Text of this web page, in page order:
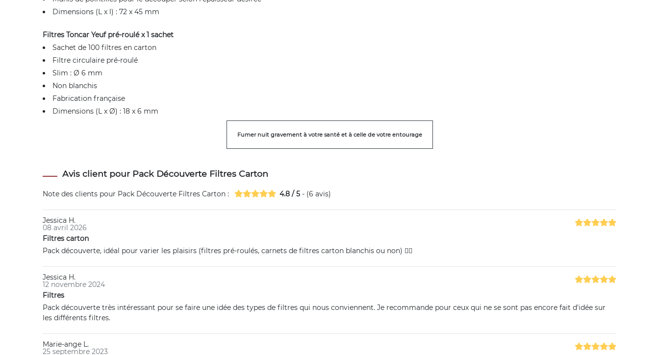
Dimensions (L x l) : 72 x 45 mm
Filtres Toncar Yeuf pré-roulé x 1 sachet
Sachet de 100 filtres en carton
Filtre circulaire pré-roulé
Slim : Ø 6 mm
Non blanchis
Fabrication française
Dimensions (L x Ø) : 18 x 6 mm
Fumer nuit gravement à votre santé et à celle de votre entourage
Avis client pour Pack Découverte Filtres Carton
Note des clients pour Pack Découverte Filtres Carton : 4.8 /5 - (6 avis)
Jessica H.
08 avril 2026
Filtres carton
Pack découverte, idéal pour varier les plaisirs (filtres pré-roulés, carnets de filtres carton blanchis ou non) 👍🏼
Jessica H.
12 novembre 2024
Filtres
Pack découverte très intéressant pour se faire une idée des types de filtres qui nous conviennent. Je recommande pour ceux qui ne se sont pas encore fait d'idée sur
les différents filtres.
Marie-ange L.
25 septembre 2023